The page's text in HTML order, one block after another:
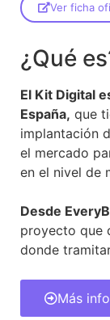
Ver ficha
¿Qué
El Kit Digital
España, que
implantación
el mercado
en el nivel de
Desde
proyecto que
donde
Más